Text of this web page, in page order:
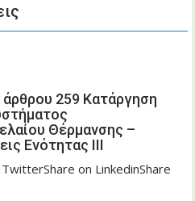
άρθρου 259 Κατάργηση
Θέρμανσης –
Ενότητας ΙΙΙ
on LinkedinShare